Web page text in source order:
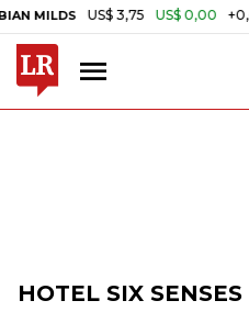
MILDS US$ 3,75 US$ 0,00 +0,01%
HOTEL SIX SENSES